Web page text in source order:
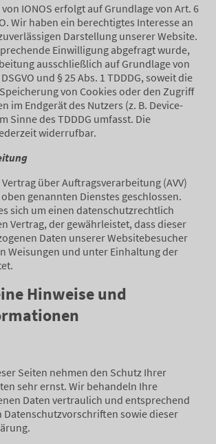
IONOS erfolgt auf Grundlage von Art. 6
Wir haben ein berechtigtes Interesse an
Darstellung unserer Website.
Einwilligung abgefragt wurde,
ausschließlich auf Grundlage von
und § 25 Abs. 1 TDDDG, soweit die
von Cookies oder den Zugriff
im Endgerät des Nutzers (z. B. Device-
Sinne des TDDDG umfasst. Die
widerrufbar.
über Auftragsverarbeitung (AVV)
genannten Dienstes geschlossen.
sich um einen datenschutzrechtlich
Vertrag, der gewährleistet, dass dieser
Daten unserer Websitebesucher
Weisungen und unter Einhaltung der
Hinweise und
Seiten nehmen den Schutz Ihrer
sehr ernst. Wir behandeln Ihre
Daten vertraulich und entsprechend
Datenschutzvorschriften sowie dieser